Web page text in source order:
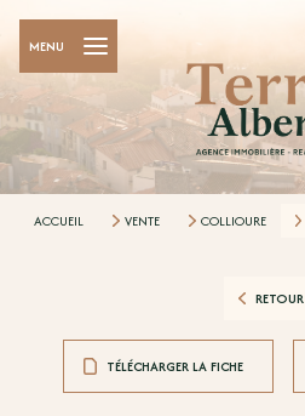
MENU
ACCUEIL VENTE COLLIOURE
RETOUR
TÉLÉCHARGER LA FICHE